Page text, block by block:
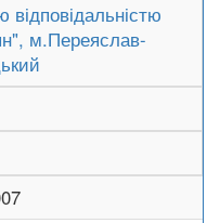
м.Переяслав-